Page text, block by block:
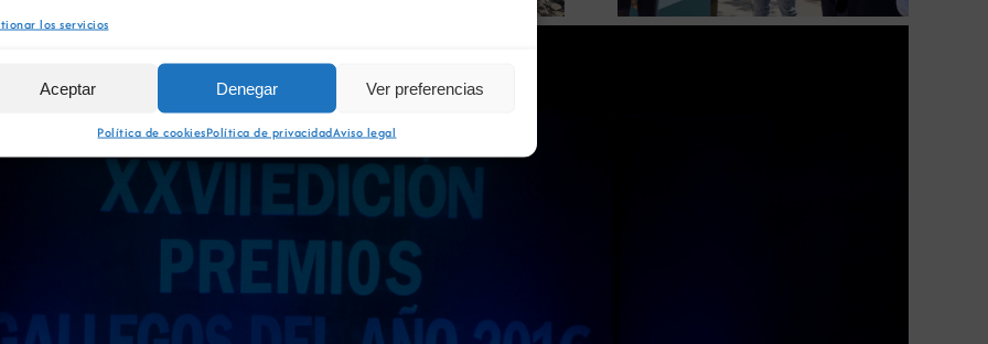
los servicios
Aceptar Denegar Ver preferencias
Política de cookiesPolítica de privacidadAviso legal